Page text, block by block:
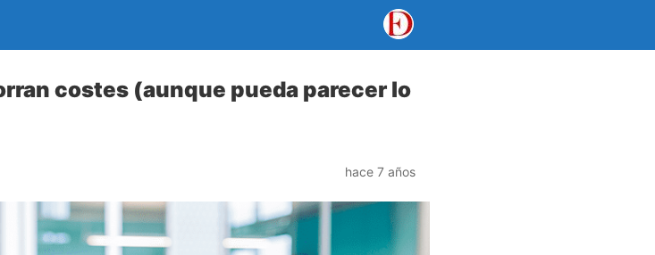
costes (aunque pueda parecer lo
hace 7 años